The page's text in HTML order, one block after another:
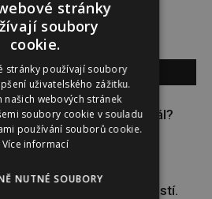
ČLÁNKY
se vraždit malé děti dál?
není samozřejmostí.
stránky
soubory
cookie.
stránky používají soubory
uživatelského zážitku.
našich webových stránek
soubory cookie v souladu
používání souborů cookie.
Více informací
NUTNÉ SOUBORY